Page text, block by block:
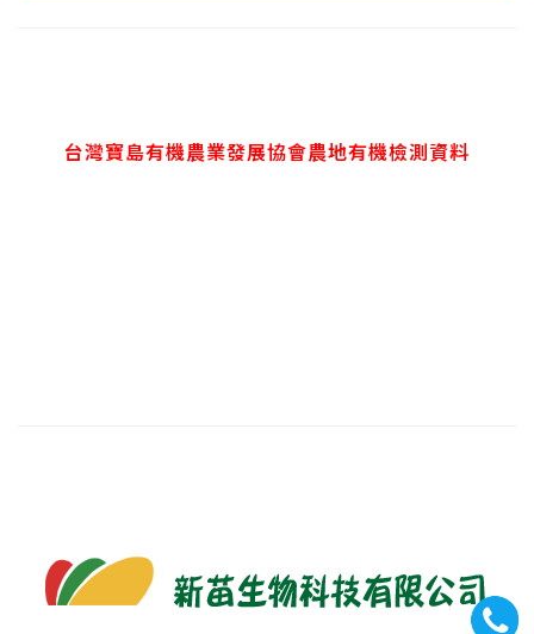
台灣寶島有機農業發展協會農地有機檢測資料